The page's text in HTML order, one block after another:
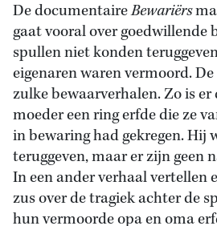
De documentaireBewariërs
gaat vooral over goedwillende
spullen niet konden
eigenaren waren vermoord.
zulke bewaarverhalen. Zo is
moeder een ring erfde die ze
in bewaring had gekregen. Hij
teruggeven, maar er zijn geen
In een ander verhaal vertellen
zus over de tragiek achter de
hun vermoorde opa en oma